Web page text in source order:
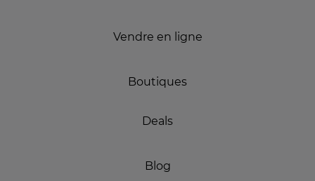
Vendre en ligne
Boutiques
Deals
Blog